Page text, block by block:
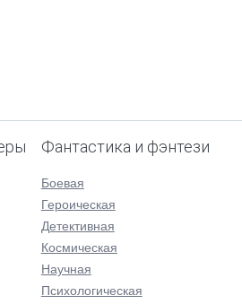
Фантастика и фэнтези
Боевая
Героическая
Детективная
Космическая
Научная
Психологическая